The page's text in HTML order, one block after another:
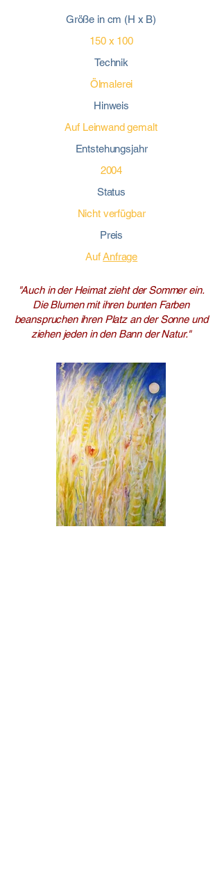
Größe in cm (H x B)
150 x 100
Technik
Ölmalerei
Hinweis
Auf Leinwand gemalt
Entstehungsjahr
2004
Status
Nicht verfügbar
Preis
AufAnfrage
"Auch in der Heimat zieht der Sommer ein.
Die Blumen mit ihren bunten Farben
beanspruchen ihren Platz an der Sonne und
ziehen jeden in den Bann der Natur."